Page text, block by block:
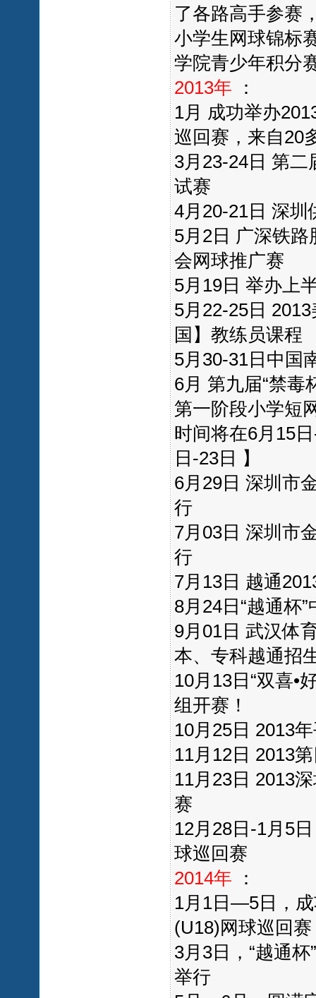
了各路高手参赛
小学生网球锦标
学院青少年积分
2013年
：
1月 成功举办
巡回赛，来自20
3月23-24日 第二
试赛
4月20-21日 深圳
5月2日 广深铁
会网球推广赛
5月19日 举办上
5月22-25日
国】教练员课程
5月30-31日中国
6月 第九届“禁毒
第一阶段小学短
时间将在6月15
日-23日 】
6月29日 深圳市
行
7月03日 深圳市
行
7月13日 越通
8月24日“越通杯
9月01日 武汉体
本、专科越通招
10月13日“双喜•
组开赛！
10月25日 2013
11月12日 2013
11月23日 2013
赛
12月28日-1月5
球巡回赛
2014年
：
1月1日—5日，成
(U18)网球巡回赛
3月3日，“越通
举行